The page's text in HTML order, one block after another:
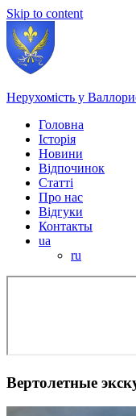
Skip to content
Нерухомість у
Головна
Історія
Новини
Відпочинок
Статті
Про нас
Відгуки
Контакты
ua
ru
Вертолетные